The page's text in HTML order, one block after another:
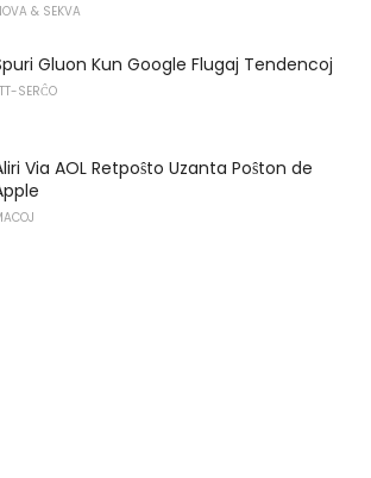
& SEKVA
Gluon Kun Google Flugaj Tendencoj
SERĈO
Via AOL Retpoŝto Uzanta Poŝton de